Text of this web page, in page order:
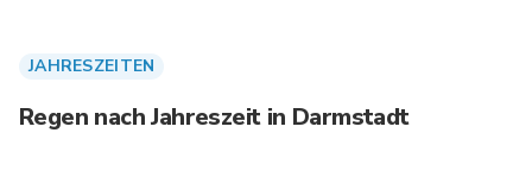
JAHRESZEITEN
Regen nach Jahreszeit in Darmstadt